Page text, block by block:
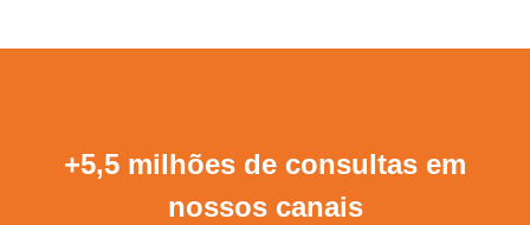
+5,5 milhões de consultas em
nossos canais